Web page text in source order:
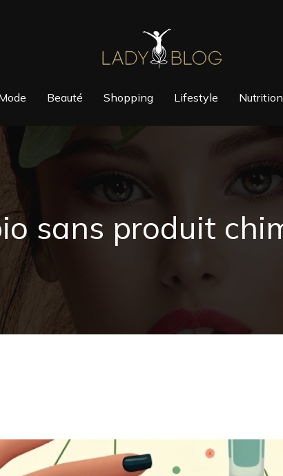
Beauté Shopping Lifestyle Nutrition
sans produit